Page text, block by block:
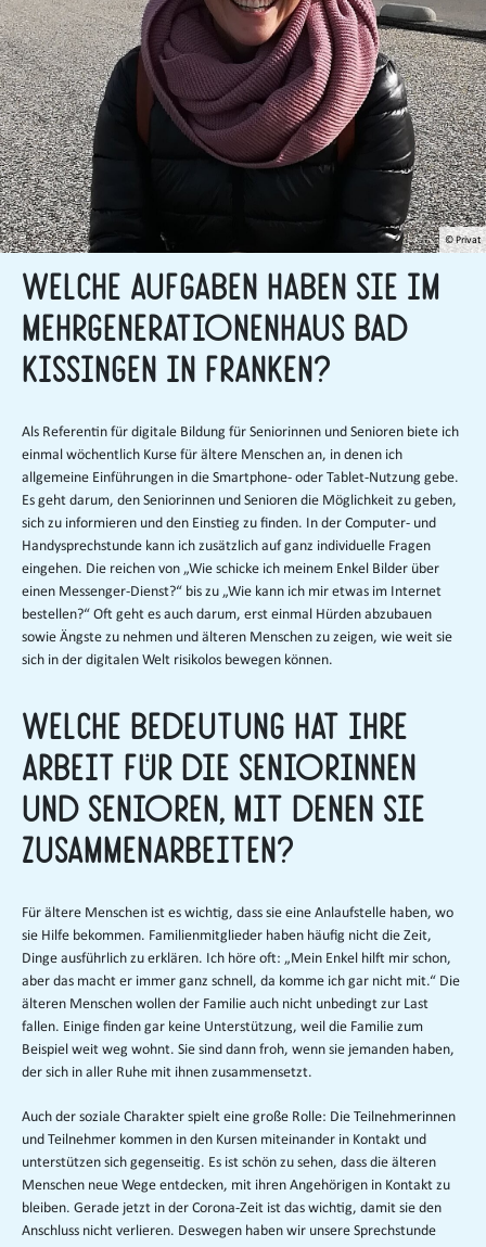
© Privat
Welche Aufgaben haben Sie im
Mehrgenerationenhaus Bad
Kissingen in Franken?
Als Referentin für digitale Bildung für Seniorinnen und Senioren biete ich
einmal wöchentlich Kurse für ältere Menschen an, in denen ich
allgemeine Einführungen in die Smartphone- oder Tablet-Nutzung gebe.
Es geht darum, den Seniorinnen und Senioren die Möglichkeit zu geben,
sich zu informieren und den Einstieg zu finden. In der Computer- und
Handysprechstunde kann ich zusätzlich auf ganz individuelle Fragen
eingehen. Die reichen von „Wie schicke ich meinem Enkel Bilder über
einen Messenger-Dienst?“ bis zu „Wie kann ich mir etwas im Internet
bestellen?“ Oft geht es auch darum, erst einmal Hürden abzubauen
sowie Ängste zu nehmen und älteren Menschen zu zeigen, wie weit sie
sich in der digitalen Welt risikolos bewegen können.
Welche Bedeutung hat Ihre
Arbeit für die Seniorinnen
und Senioren, mit denen Sie
zusammenarbeiten?
Für ältere Menschen ist es wichtig, dass sie eine Anlaufstelle haben, wo
sie Hilfe bekommen. Familienmitglieder haben häufig nicht die Zeit,
Dinge ausführlich zu erklären. Ich höre oft: „Mein Enkel hilft mir schon,
aber das macht er immer ganz schnell, da komme ich gar nicht mit.“ Die
älteren Menschen wollen der Familie auch nicht unbedingt zur Last
fallen. Einige finden gar keine Unterstützung, weil die Familie zum
Beispiel weit weg wohnt. Sie sind dann froh, wenn sie jemanden haben,
der sich in aller Ruhe mit ihnen zusammensetzt.
Auch der soziale Charakter spielt eine große Rolle: Die Teilnehmerinnen
und Teilnehmer kommen in den Kursen miteinander in Kontakt und
unterstützen sich gegenseitig. Es ist schön zu sehen, dass die älteren
Menschen neue Wege entdecken, mit ihren Angehörigen in Kontakt zu
bleiben. Gerade jetzt in der Corona-Zeit ist das wichtig, damit sie den
Anschluss nicht verlieren. Deswegen haben wir unsere Sprechstunde